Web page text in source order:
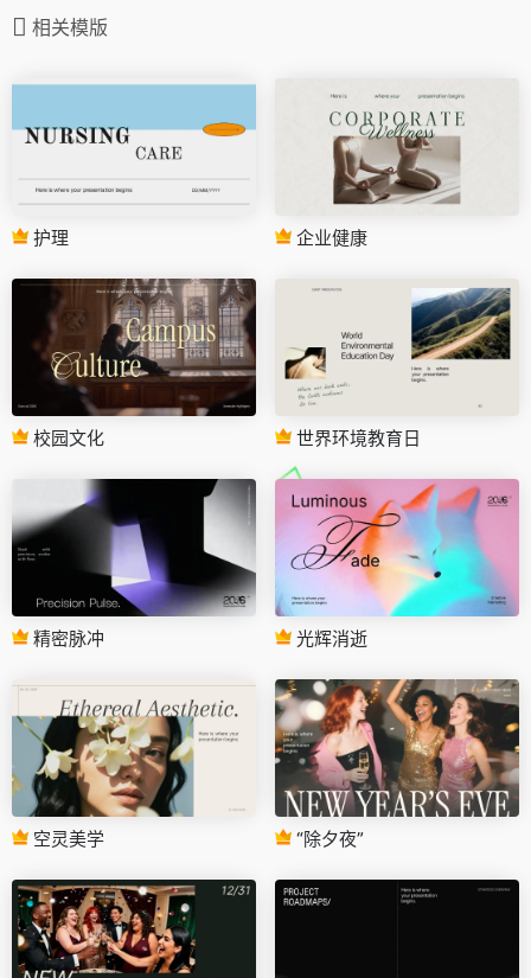
相关模版
护理 企业健康
校园文化 世界环境教育日
精密脉冲 光辉消逝
空灵美学 “除夕夜”